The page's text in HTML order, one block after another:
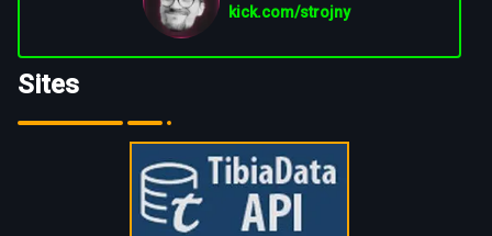
kick.com/strojny
Sites